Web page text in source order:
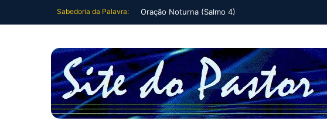
Sabedoria da Palavra: Eu me deitei e dormi (Salmo 3)